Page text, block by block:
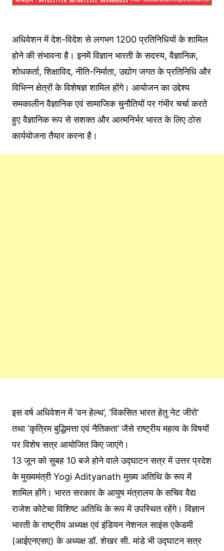
अधिवेशन में देश-विदेश से लगभग 1200 प्रतिनिधियों के शामिल
होने की संभावना है। इनमें विज्ञान भारती के सदस्य, वैज्ञानिक,
शोधकर्ता, शिक्षाविद, नीति-निर्माता, उद्योग जगत के प्रतिनिधि और
विभिन्न क्षेत्रों के विशेषज्ञ शामिल होंगे। आयोजन का उद्देश्य
समकालीन वैज्ञानिक एवं सामाजिक चुनौतियों पर गंभीर चर्चा करते
हुए वैज्ञानिक रूप से सशक्त और आत्मनिर्भर भारत के लिए ठोस
कार्ययोजना तैयार करना है।
इस वर्ष अधिवेशन में ‘वन हेल्थ’, ‘विकसित भारत हेतु नेट जीरो’
तथा ‘कृत्रिम बुद्धिमत्ता एवं नैतिकता’ जैसे राष्ट्रीय महत्व के विषयों
पर विशेष सत्र आयोजित किए जाएंगे।
13 जून को सुबह 10 बजे होने वाले उद्घाटन सत्र में उत्तर प्रदेश
के मुख्यमंत्री Yogi Adityanath मुख्य अतिथि के रूप में
शामिल होंगे। भारत सरकार के आयुष मंत्रालय के सचिव वैद्य
राजेश कोटेचा विशिष्ट अतिथि के रूप में उपस्थित रहेंगे। विज्ञान
भारती के राष्ट्रीय अध्यक्ष एवं इंडियन नेशनल साइंस एकेडमी
(आईएनएसए) के अध्यक्ष डॉ. शेखर सी. मांडे भी उद्घाटन सत्र